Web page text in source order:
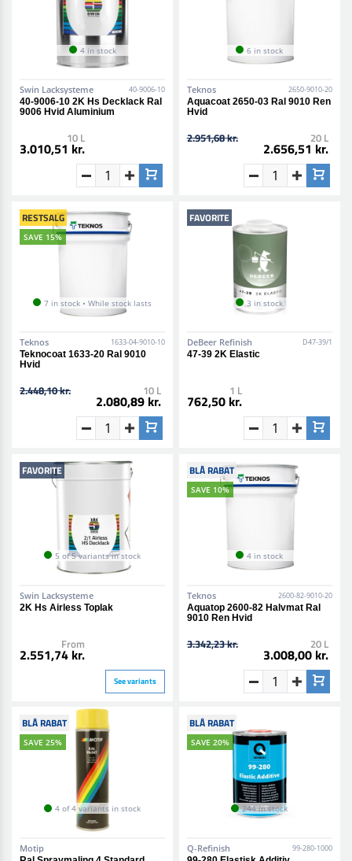
4 in stock
Swin Lacksysteme 40-9006-10
40-9006-10 2K Hs Decklack Ral
9006 Hvid Aluminium
10 L
3.010,51 kr.
6 in stock
Teknos 2650-9010-20
Aquacoat 2650-03 Ral 9010 Ren
Hvid
2.951,68 kr. 20 L
2.656,51 kr.
RESTSALG
SAVE 15%
7 in stock • While stock lasts
Teknos 1633-04-9010-10
Teknocoat 1633-20 Ral 9010
Hvid
2.448,10 kr. 10 L
2.080,89 kr.
FAVORITE
3 in stock
DeBeer Refinish D47-39/1
47-39 2K Elastic
1 L
762,50 kr.
FAVORITE
5 of 5 variants in stock
Swin Lacksysteme
2K Hs Airless Toplak
From
2.551,74 kr.
See variants
BLÅ RABAT
SAVE 10%
4 in stock
Teknos 2600-82-9010-20
Aquatop 2600-82 Halvmat Ral
9010 Ren Hvid
3.342,23 kr. 20 L
3.008,00 kr.
BLÅ RABAT
SAVE 25%
4 of 4 variants in stock
Motip
BLÅ RABAT
SAVE 20%
244 in stock
Q-Refinish 99-280-1000